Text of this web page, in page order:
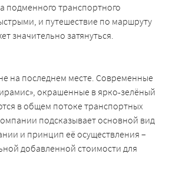
подменного транспортного
и путешествие по маршруту
значительно затянуться.
на последнем месте. Современные
окрашенные в ярко-зелёный
в общем потоке транспортных
подсказывает основной вид
и принцип её осуществления –
добавленной стоимости для